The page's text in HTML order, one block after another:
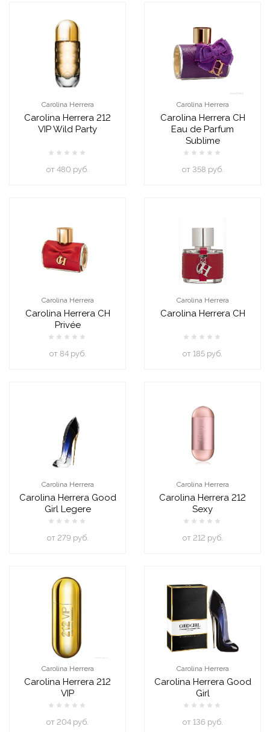
Carolina Herrera
Carolina Herrera 212
VIP Wild Party
oт 480 руб.
Carolina Herrera
Carolina Herrera CH
Eau de Parfum
Sublime
oт 358 руб.
Carolina Herrera
Carolina Herrera CH
Privée
oт 84 руб.
Carolina Herrera
Carolina Herrera CH
oт 185 руб.
Carolina Herrera
Carolina Herrera Good
Girl Legere
oт 279 руб.
Carolina Herrera
Carolina Herrera 212
Sexy
oт 212 руб.
Carolina Herrera
Carolina Herrera 212
VIP
oт 204 руб.
Carolina Herrera
Carolina Herrera Good
Girl
oт 136 руб.